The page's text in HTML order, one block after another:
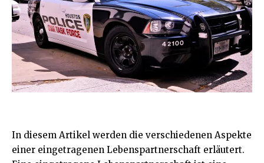
In diesem Artikel werden die verschiedenen Aspekte
einer eingetragenen Lebenspartnerschaft erläutert.